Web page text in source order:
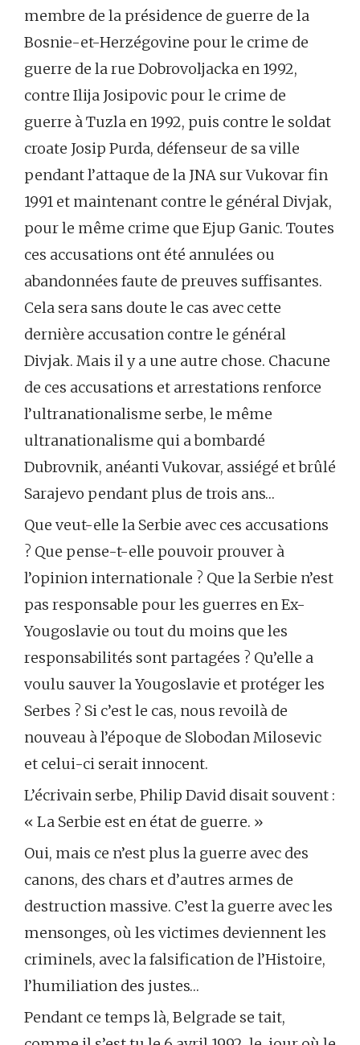
membre de la présidence de guerre de la
Bosnie-et-Herzégovine pour le crime de
guerre de la rue Dobrovoljacka en 1992,
contre Ilija Josipovic pour le crime de
guerre à Tuzla en 1992, puis contre le soldat
croate Josip Purda, défenseur de sa ville
pendant l’attaque de la JNA sur Vukovar fin
1991 et maintenant contre le général Divjak,
pour le même crime que Ejup Ganic. Toutes
ces accusations ont été annulées ou
abandonnées faute de preuves suffisantes.
Cela sera sans doute le cas avec cette
dernière accusation contre le général
Divjak. Mais il y a une autre chose. Chacune
de ces accusations et arrestations renforce
l’ultranationalisme serbe, le même
ultranationalisme qui a bombardé
Dubrovnik, anéanti Vukovar, assiégé et brûlé
Sarajevo pendant plus de trois ans…
Que veut-elle la Serbie avec ces accusations
? Que pense-t-elle pouvoir prouver à
l’opinion internationale ? Que la Serbie n’est
pas responsable pour les guerres en Ex-
Yougoslavie ou tout du moins que les
responsabilités sont partagées ? Qu’elle a
voulu sauver la Yougoslavie et protéger les
Serbes ? Si c’est le cas, nous revoilà de
nouveau à l’époque de Slobodan Milosevic
et celui-ci serait innocent.
L’écrivain serbe, Philip David disait souvent :
« La Serbie est en état de guerre. »
Oui, mais ce n’est plus la guerre avec des
canons, des chars et d’autres armes de
destruction massive. C’est la guerre avec les
mensonges, où les victimes deviennent les
criminels, avec la falsification de l’Histoire,
l’humiliation des justes…
Pendant ce temps là, Belgrade se tait,